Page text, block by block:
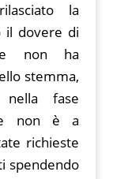
la
il dovere di
non ha
stemma,
fase
e non è a
richieste
spendendo